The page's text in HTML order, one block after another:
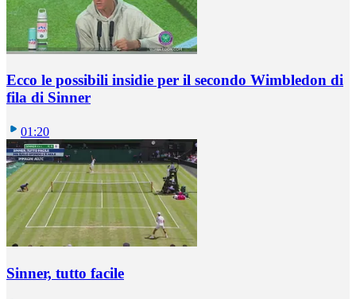
Ecco le possibili insidie per il secondo Wimbledon di
fila di Sinner
01:20
Sinner, tutto facile